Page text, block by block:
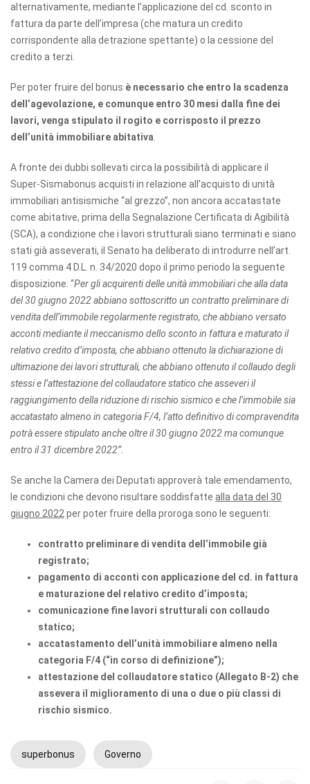
alternativamente, mediante l’applicazione del cd. sconto in
fattura da parte dell’impresa (che matura un credito
corrispondente alla detrazione spettante) o la cessione del
credito a terzi.
Per poter fruire del bonus è necessario che entro la scadenza
dell’agevolazione, e comunque entro 30 mesi dalla fine dei
lavori, venga stipulato il rogito e corrisposto il prezzo
dell’unità immobiliare abitativa
A fronte dei dubbi sollevati circa la possibilità di applicare il
Super-Sismabonus acquisti in relazione all’acquisto di unità
immobiliari antisismiche “al grezzo”, non ancora accatastate
come abitative, prima della Segnalazione Certificata di Agibilità
(SCA), a condizione che i lavori strutturali siano terminati e siano
stati già asseverati, il Senato ha deliberato di introdurre nell’art.
119 comma 4 D.L. n. 34/2020 dopo il primo periodo la seguente
disposizione: “Per gli acquirenti delle unità immobiliari che alla data
del 30 giugno 2022 abbiano sottoscritto un contratto preliminare di
vendita dell’immobile regolarmente registrato, che abbiano versato
acconti mediante il meccanismo dello sconto in fattura e maturato il
relativo credito d’imposta, che abbiano ottenuto la dichiarazione di
ultimazione dei lavori strutturali, che abbiano ottenuto il collaudo degli
stessi e l’attestazione del collaudatore statico che asseveri il
raggiungimento della riduzione di rischio sismico e che l’immobile sia
accatastato almeno in categoria F/4, l’atto definitivo di compravendita
potrà essere stipulato anche oltre il 30 giugno 2022 ma comunque
entro il 31 dicembre 2022”.
Se anche la Camera dei Deputati approverà tale emendamento,
le condizioni che devono risultare soddisfatte alla data del 30
giugno 2022 per poter fruire della proroga sono le seguenti:
contratto preliminare di vendita dell’immobile già
registrato;
pagamento di acconti con applicazione del cd. in fattura
e maturazione del relativo credito d’imposta;
comunicazione fine lavori strutturali con collaudo
statico;
accatastamento dell’unità immobiliare almeno nella
categoria F/4 (“in corso di definizione”);
attestazione del collaudatore statico (Allegato B-2) che
assevera il miglioramento di una o due o più classi di
rischio sismico.
superbonus Governo